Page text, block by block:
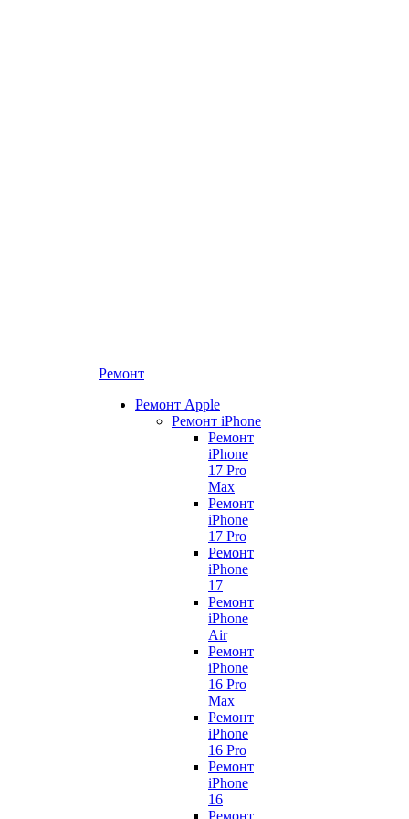
Ремонт
Ремонт Apple
Ремонт iPhone
Ремонт
iPhone
17 Pro
Max
Ремонт
iPhone
17 Pro
Ремонт
iPhone
17
Ремонт
iPhone
Air
Ремонт
iPhone
16 Pro
Max
Ремонт
iPhone
16 Pro
Ремонт
iPhone
16
Ремонт